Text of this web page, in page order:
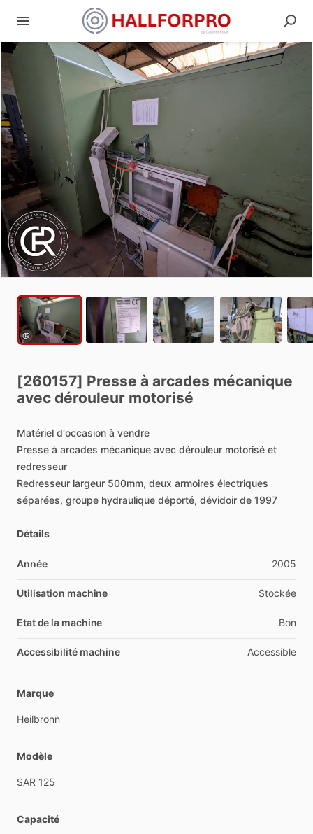
[260157] Presse à arcades mécanique
avec dérouleur motorisé
Matériel d'occasion à vendre
Presse à arcades mécanique avec dérouleur motorisé et
redresseur
Redresseur largeur 500mm, deux armoires électriques
séparées, groupe hydraulique déporté, dévidoir de 1997
Détails
Année 2005
Utilisation machine Stockée
Etat de la machine Bon
Accessibilité machine Accessible
Marque
Heilbronn
Modèle
SAR 125
Capacité